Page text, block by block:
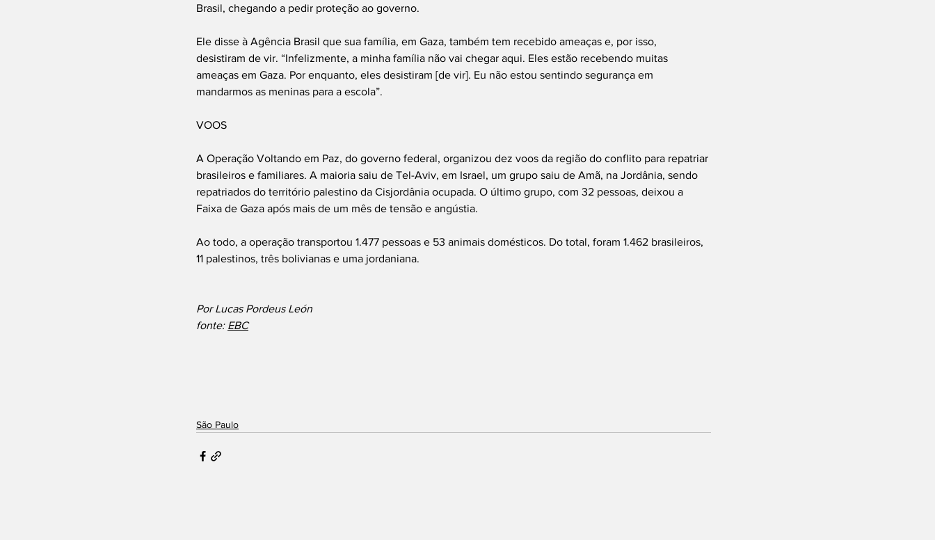
Brasil, chegando a pedir proteção ao governo.
Ele disse à Agência Brasil que sua família, em Gaza, também tem recebido ameaças e, por isso,
desistiram de vir. “Infelizmente, a minha família não vai chegar aqui. Eles estão recebendo muitas
ameaças em Gaza. Por enquanto, eles desistiram [de vir]. Eu não estou sentindo segurança em
mandarmos as meninas para a escola”.
VOOS
A Operação Voltando em Paz, do governo federal, organizou dez voos da região do conflito para repatriar
brasileiros e familiares. A maioria saiu de Tel-Aviv, em Israel, um grupo saiu de Amã, na Jordânia, sendo
repatriados do território palestino da Cisjordânia ocupada. O último grupo, com 32 pessoas, deixou a
Faixa de Gaza após mais de um mês de tensão e angústia.
Ao todo, a operação transportou 1.477 pessoas e 53 animais domésticos. Do total, foram 1.462 brasileiros,
11 palestinos, três bolivianas e uma jordaniana.
Por Lucas Pordeus León
fonte: EBC
São Paulo